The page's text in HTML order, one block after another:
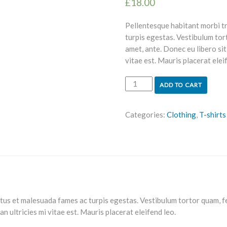
Pellentesque habitant morbi
turpis egestas. Vestibulum
amet, ante. Donec eu libero
vitae est. Mauris placerat
ADD TO CART
Categories: Clothing, T-shirts
et malesuada fames ac turpis egestas. Vestibulum tortor
ultricies mi vitae est. Mauris placerat eleifend leo.